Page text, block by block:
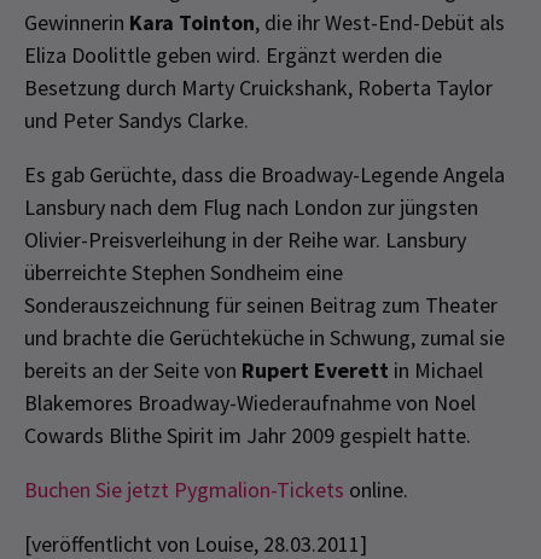
Gewinnerin Kara Tointon, die ihr West-End-Debüt als
Eliza Doolittle geben wird. Ergänzt werden die
Besetzung durch Marty Cruickshank, Roberta Taylor
und Peter Sandys Clarke.
Es gab Gerüchte, dass die Broadway-Legende Angela
Lansbury nach dem Flug nach London zur jüngsten
Olivier-Preisverleihung in der Reihe war. Lansbury
überreichte Stephen Sondheim eine
Sonderauszeichnung für seinen Beitrag zum Theater
und brachte die Gerüchteküche in Schwung, zumal sie
bereits an der Seite von Rupert Everett in Michael
Blakemores Broadway-Wiederaufnahme von Noel
Cowards Blithe Spirit im Jahr 2009 gespielt hatte.
Buchen Sie jetzt Pygmalion-Tickets online.
[veröffentlicht von Louise, 28.03.2011]